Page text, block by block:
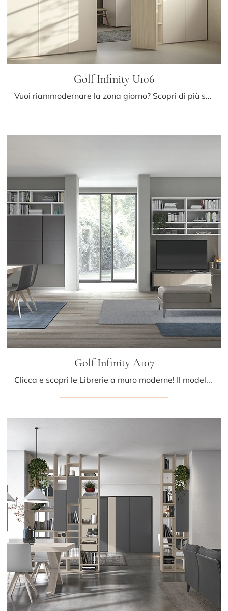
Golf Infinity U106
Vuoi riammodernare la zona giorno? Scopri di più sulle librerie moderne componibili e arreda i tuoi spazi con il modello Golf Infinity U106.
Golf Infinity A107
Clicca e scopri le Librerie a muro moderne! Il modello Golf Infinity A107 Colombini Casa saprà completare un soggiorno pratico e dinamico.